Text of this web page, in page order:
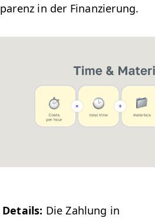
parenz in der Finanzierung.
Details: Die Zahlung in